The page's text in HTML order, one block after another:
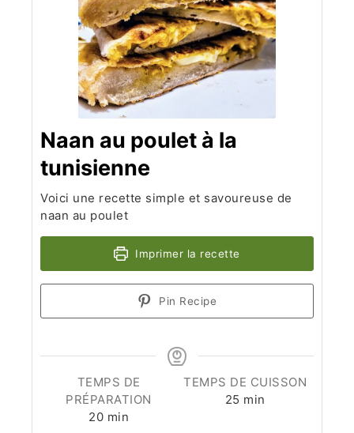
Naan au poulet à la
tunisienne
Voici une recette simple et savoureuse de
naan au poulet
Imprimer la recette
Pin Recipe
TEMPS DE
PRÉPARATION
20minutes
min
TEMPS DE CUISSON
25 minutes
min